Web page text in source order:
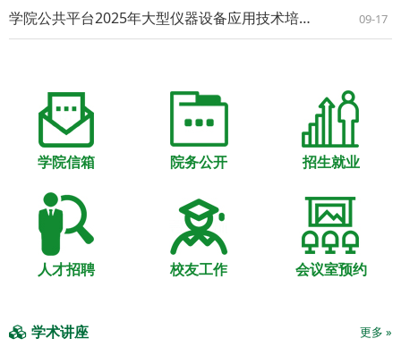
学院公共平台2025年大型仪器设备应用技术培训（第8期） ——日立钨灯丝扫描电镜(S-3400N)原理与应用 09-17
学院信箱 院务公开 招生就业
人才招聘 校友工作 会议室预约
学术讲座 更多 »